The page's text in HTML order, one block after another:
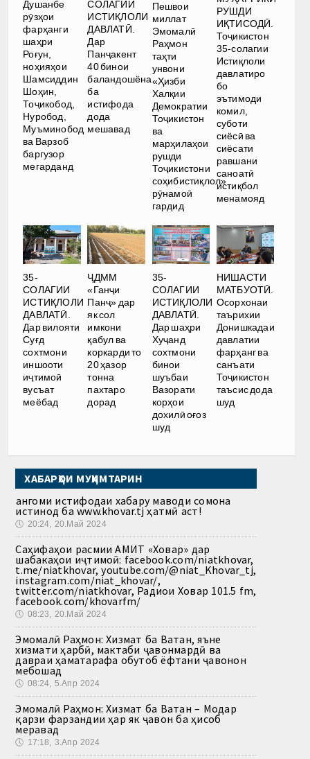
Душанбе
рӯзҳои
фарҳанги
шаҳри
Роғун,
ноҳияҳои
Шамсиддин
Шоҳин,
Тоҷикобод,
Нуробод,
Муъминобод
ва Варзоб
баргузор
мегарданд
СОЛАГИИ
ИСТИҚЛОЛИ
ДАВЛАТӢ.
Дар
Панҷакент
40 бинои
баландошёна
ба
истифода
дода
мешавад
Пешвои
миллат
Эмомалӣ
Раҳмон
таҳти
унвони
«Ҳизби
Халқии
Демократии
Тоҷикистон
ва
марҳилаҳои
рушди
Тоҷикистони
соҳибистиқлол»
рӯнамоӣ
гардид
РУШДИ
ИҚТИСОДӢ.
Тоҷикистон
35-солагии
Истиқлоли
давлатиро
бо
эътимоди
комил,
суботи
сиёсӣ ва
сиёсати
равшани
саноатӣ
истиқбол
менамояд
35-
СОЛАГИИ
ИСТИҚЛОЛИ
ДАВЛАТӢ.
Дар вилояти
Суғд
сохтмони
иншооти
иҷтимоӣ
вусъат
меёбад
ҶДММ
«Ганҷи
Панҷ» дар
як сол
имкони
қабул ва
коркарди то
20 ҳазор
тонна
пахтаро
дорад
35-
СОЛАГИИ
ИСТИҚЛОЛИ
ДАВЛАТӢ.
Дар шаҳри
Хуҷанд
сохтмони
бинои
шуъбаи
Вазорати
корҳои
дохилӣ оғоз
шуд
НИШАСТИ
МАТБУОТӢ.
Осорхонаи
таърихии
Донишкадаи
давлатии
фарҳанг ва
санъати
Тоҷикистон
таъсис дода
шуд
ХАБАРҲОИ МУҲИМТАРИН
Ҳангоми истифодаи хабару маводи сомона
истинод ба www.khovar.tj ҳатмӣ аст!
🕔 20:24, 20.Май 2024
Саҳифаҳои расмии АМИТ «Ховар» дар
шабакаҳои иҷтимоӣ: facebook.com/niatkhovar,
t.me/niatkhovar, youtube.com/@niat_Khovar_tj,
instagram.com/niat_khovar/,
twitter.com/niatkhovar, Радиои Ховар 101.5 fm,
facebook.com/khovarfm/
🕔 08:23, 20.Май 2024
Эмомалӣ Раҳмон: Хизмат ба Ватан, яъне
хизмати ҳарбӣ, мактаби ҷавонмардӣ ва
давраи ҳаматарафа обутоб ёфтани ҷавонон
мебошад
🕔 08:24, 5.Апр 2024
Эмомалӣ Раҳмон: Хизмат ба Ватан – Модар
қарзи фарзандии ҳар як ҷавон ба ҳисоб
меравад
🕔 17:18, 3.Апр 2024